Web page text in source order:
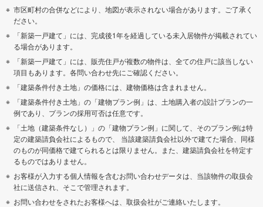
市区町村の合併などにより、地図が表示されない場合があります。ご了承く
ださい。
「新築一戸建て」には、完成後1年を経過している未入居物件が掲載されてい
る場合があります。
「新築一戸建て」には、販売住戸が複数の物件は、全ての住戸に該当しない
項目もあります。各問い合わせ先にご確認ください。
「建築条件付き土地」の価格には、建物価格は含まれません。
「建築条件付き土地」の「建物プラン例」は、土地購入者の設計プランの一
例であり、プランの採用可否は任意です。
「土地（建築条件なし）」の「建物プラン例」に関して、そのプラン例は特
定の建築請負会社によるもので、 当該建築請負会社以外で建てた場合、同様
のものが同価格で建てられるとは限りません。また、建築請負会社を特定す
るものではありません。
お客様が入力する個人情報を含むお問い合わせデータは、当該物件の取扱会
社に送信され、そこで管理されます。
お問い合わせをされたお客様へは、取扱会社がご連絡いたします。